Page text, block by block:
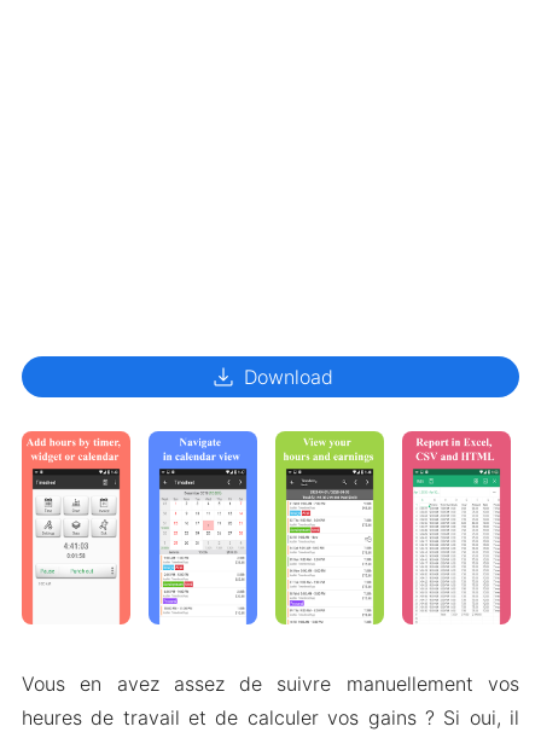
download Download
Vous en avez assez de suivre manuellement vos
heures de travail et de calculer vos gains ? Si oui, il